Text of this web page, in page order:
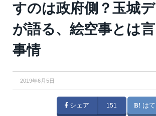
すのは政府側？玉城
が語る、絵空事とは
事情
2019年6月5日
シェア 151 は